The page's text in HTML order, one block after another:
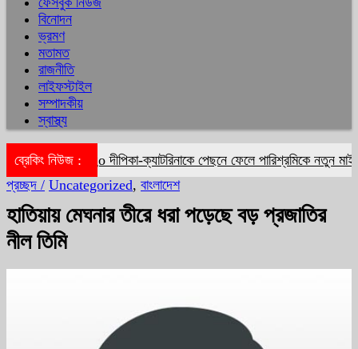
বিনোদন
ভ্রমণ
মতামত
রাজনীতি
লাইফস্টাইল
সম্পাদকীয়
স্বাস্থ্য
ব্রেকিং নিউজ :দীপিকা-ক্যাটরিনাকে পেছনে ফেলে পারিশ্রমিকে নতুন
প্রচ্ছদ / Uncategorized, বাংলাদেশ
হাতিয়ায় মেঘনার তীরে ধরা পড়েছে বড় প্রজাতির
নীল তিমি